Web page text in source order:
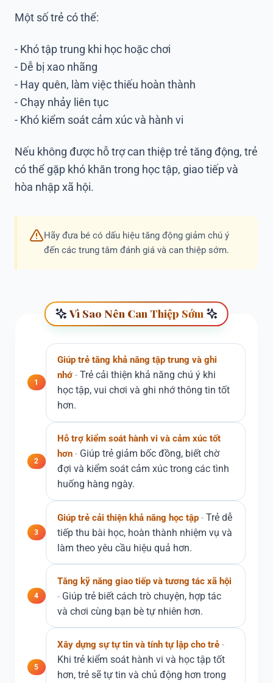
Một số trẻ có thể:
- Khó tập trung khi học hoặc chơi
- Dễ bị xao nhãng
- Hay quên, làm việc thiếu hoàn thành
- Chạy nhảy liên tục
- Khó kiểm soát cảm xúc và hành vi
Nếu không được hỗ trợcan thiệp trẻ tăng động, trẻ
có thể gặp khó khăn trong học tập, giao tiếp và
hòa nhập xã hội.
Hãy đưa bé có dấu hiệu tăng động giảm chú ý
đến các trung tâm đánh giá và can thiệp sớm.
Vì Sao Nên Can Thiệp Sớm
1
Giúp trẻ tăng khả năng tập trung và ghi
nhớ
Trẻ cải thiện khả năng chú ý khi
học tập, vui chơi và ghi nhớ thông tin tốt
hơn.
2
Hỗ trợ kiểm soát hành vi và cảm xúc tốt
hơn
Giúp trẻ giảm bốc đồng, biết chờ
đợi và kiểm soát cảm xúc trong các tình
huống hàng ngày.
3
Giúp trẻ cải thiện khả năng học tập
Trẻ dễ
tiếp thu bài học, hoàn thành nhiệm vụ và
làm theo yêu cầu hiệu quả hơn.
4
Tăng kỹ năng giao tiếp và tương tác xã hội
Giúp trẻ biết cách trò chuyện, hợp tác
và chơi cùng bạn bè tự nhiên hơn.
5
Xây dựng sự tự tin và tính tự lập cho trẻ
Khi trẻ kiểm soát hành vi và học tập tốt
hơn, trẻ sẽ tự tin và chủ động hơn trong